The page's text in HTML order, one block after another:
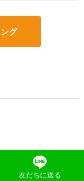
グ
友だちに送る